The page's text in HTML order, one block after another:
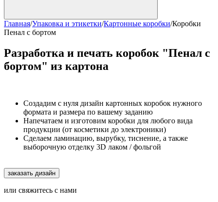
Главная/Упаковка и этикетки/Картонные коробки/Коробки
Пенал с бортом
Разработка и печать коробок "Пенал с
бортом" из картона
Создадим с нуля дизайн картонных коробок нужного
формата и размера по вашему заданию
Напечатаем и изготовим коробки для любого вида
продукции (от косметики до электроники)
Сделаем ламинацию, вырубку, тиснение, а также
выборочную отделку 3D лаком / фольгой
заказать дизайн
или свяжитесь с нами